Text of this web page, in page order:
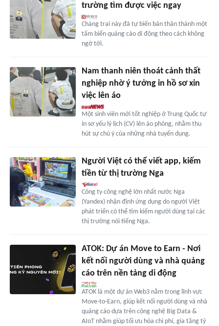
trường tìm được việc ngay
Chàng trai này đã tự biến bản thân thành một
tấm biển quảng cáo di động theo cách không
ngờ tới.
Nam thanh niên thoát cảnh thất
nghiệp nhờ ý tưởng in hồ sơ xin
việc lên áo
Một sinh viên mới tốt nghiệp ở Trung Quốc tự
in sơ yếu lý lịch (CV) lên áo phông, nhằm thu
hút sự chú ý của những nhà tuyển dụng.
Người Việt có thể viết app, kiếm
tiền từ thị trường Nga
Công ty công nghệ lớn nhất nước Nga
(Yandex) nhận định ứng dụng do người Việt
phát triển có thể tìm kiếm người dùng tại các
thị trường nói tiếng Nga.
ATOK: Dự án Move to Earn - Nơi
kết nối người dùng và nhà quảng
cáo trên nền tảng di động
ATOK là một dự án Web3 nằm trong lĩnh vực
Move-to-Earn, giúp kết nối người dùng và nhà
quảng cáo dựa trên công nghệ Big Data &
AIoT nhằm giúp tối ưu hóa chi phí, gia tăng tỷ